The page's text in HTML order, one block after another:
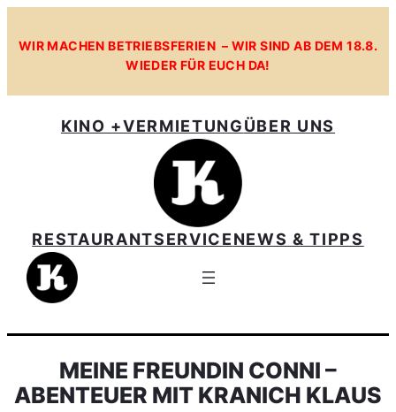
WIR MACHEN BETRIEBSFERIEN – WIR SIND AB DEM 18.8.
WIEDER FÜR EUCH DA!
KINO +VERMIETUNGÜBER UNS
RESTAURANTSERVICENEWS & TIPPS
MEINE FREUNDIN CONNI –
ABENTEUER MIT KRANICH KLAUS